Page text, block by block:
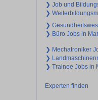
❯ Job und
❯
❯
❯ Büro Jobs in
❯ Mechatroniker
❯
❯ Trainee Jobs in
Experten finden